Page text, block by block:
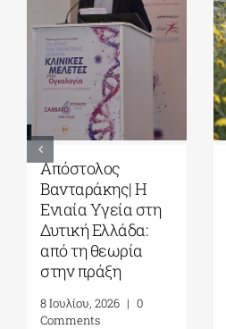
Απόστολος
Βανταράκης| Η
Ενιαία Υγεία στη
Δυτική Ελλάδα:
από τη θεωρία
στην πράξη
8 Ιουλίου, 2026 | 0
Comments